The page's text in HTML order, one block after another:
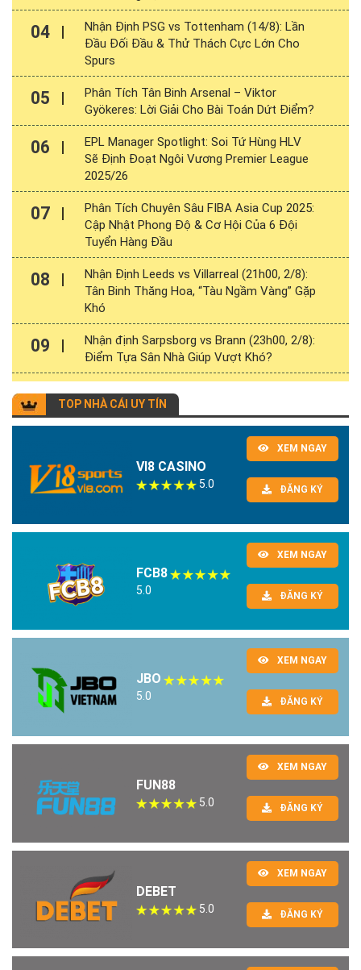
04
Nhận Định PSG vs Tottenham (14/8): Lần
Đầu Đối Đầu & Thử Thách Cực Lớn Cho
Spurs
05
Phân Tích Tân Binh Arsenal – Viktor
Gyökeres: Lời Giải Cho Bài Toán Dứt Điểm?
06
EPL Manager Spotlight: Soi Tứ Hùng HLV
Sẽ Định Đoạt Ngôi Vương Premier League
2025/26
07
Phân Tích Chuyên Sâu FIBA Asia Cup 2025:
Cập Nhật Phong Độ & Cơ Hội Của 6 Đội
Tuyển Hàng Đầu
08
Nhận Định Leeds vs Villarreal (21h00, 2/8):
Tân Binh Thăng Hoa, “Tàu Ngầm Vàng” Gặp
Khó
09
Nhận định Sarpsborg vs Brann (23h00, 2/8):
Điểm Tựa Sân Nhà Giúp Vượt Khó?
TOP NHÀ CÁI UY TÍN
VI8 CASINO
5.0
XEM NGAY
ĐĂNG KÝ
FCB8
5.0
XEM NGAY
ĐĂNG KÝ
JBO
5.0
XEM NGAY
ĐĂNG KÝ
FUN88
5.0
XEM NGAY
ĐĂNG KÝ
DEBET
5.0
XEM NGAY
ĐĂNG KÝ